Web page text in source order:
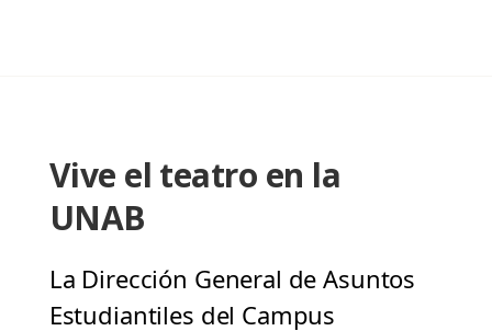
Vive el teatro en la
UNAB
La Dirección General de Asuntos
Estudiantiles del Campus